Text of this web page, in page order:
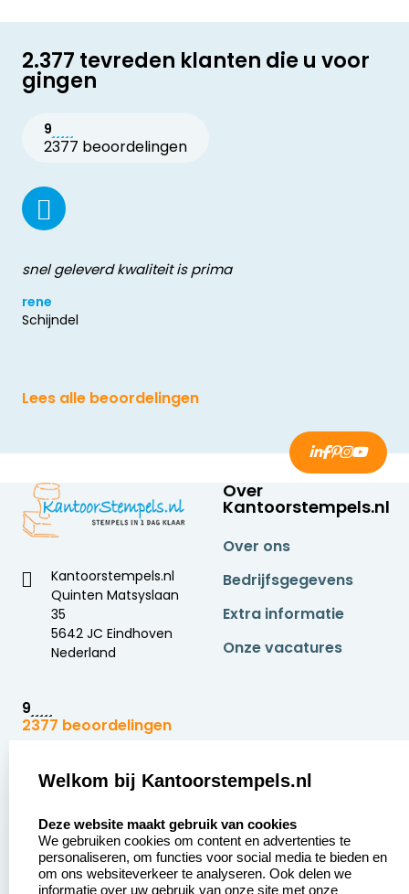
2.377 tevreden klanten die u voor
gingen
9
2377 beoordelingen
snel geleverd kwaliteit is prima
rene
Schijndel
Lees alle beoordelingen
Kantoorstempels.nl
Quinten Matsyslaan
35
5642 JC Eindhoven
Nederland
9
2377 beoordelingen
Over
Kantoorstempels.nl
Over ons
Bedrijfsgegevens
Extra informatie
Onze vacatures
Zakelijk:
Aanvraag op maat
Betaling &
Verzending
Klantenservice:
Contact opnemen
Veel gestelde vragen
Retourneren
Welkom bij Kantoorstempels.nl
Deze website maakt gebruik van cookies
We gebruiken cookies om content en advertenties te
personaliseren, om functies voor social media te bieden en
om ons websiteverkeer te analyseren. Ook delen we
informatie over uw gebruik van onze site met onze